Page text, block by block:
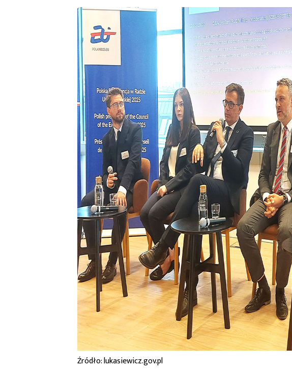
Źródło: lukasiewicz.gov.pl